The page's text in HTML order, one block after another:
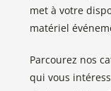
met à votre
matériel
Parcourez nos
qui vous